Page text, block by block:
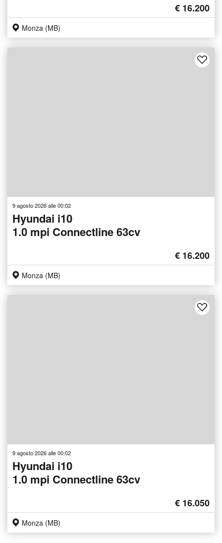
€ 16.200
Monza (MB)
9 agosto 2026 alle 00:02
Hyundai i10
1.0 mpi Connectline 63cv
€ 16.200
Monza (MB)
9 agosto 2026 alle 00:02
Hyundai i10
1.0 mpi Connectline 63cv
€ 16.050
Monza (MB)